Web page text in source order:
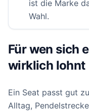
ist die Marke
Wahl.
Für wen sich
wirklich lohnt
Ein Seat passt gut
Alltag,